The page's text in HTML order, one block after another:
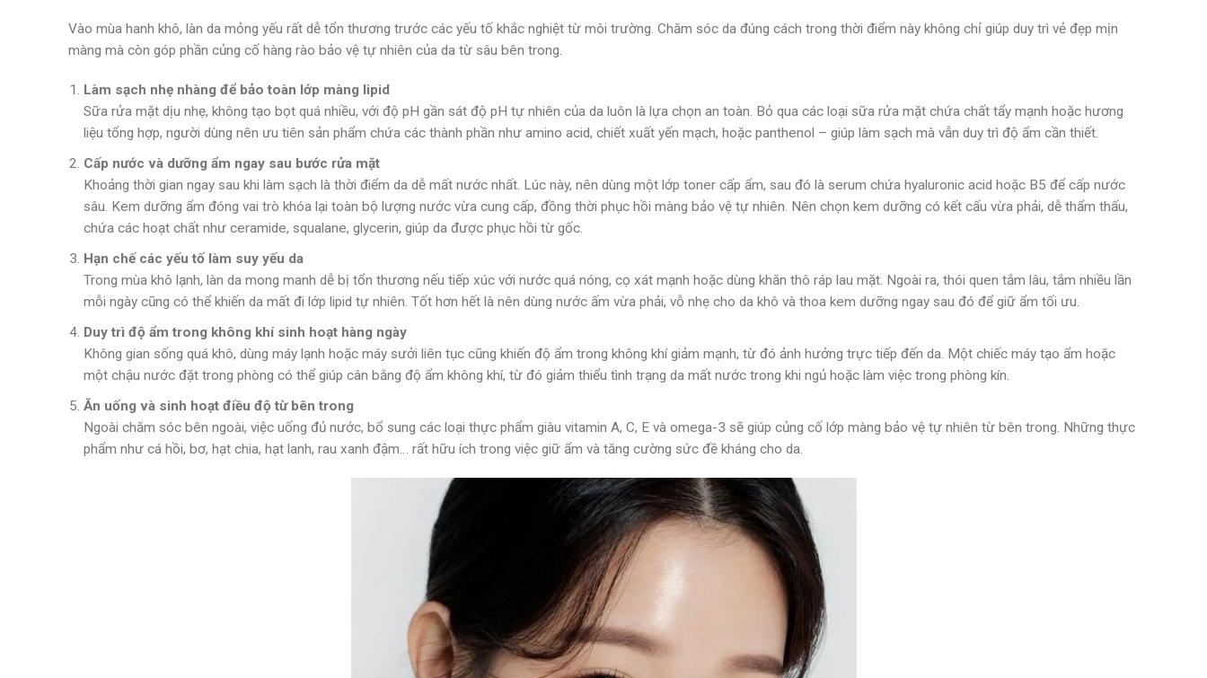
Vào mùa hanh khô, làn da mỏng yếu rất dễ tổn thương trước các yếu tố khắc nghiệt từ môi trường. Chăm sóc da đúng cách trong thời điểm này không chỉ giúp duy trì vẻ đẹp mịn
màng mà còn góp phần củng cố hàng rào bảo vệ tự nhiên của da từ sâu bên trong.
Làm sạch nhẹ nhàng để bảo toàn lớp màng lipid
Sữa rửa mặt dịu nhẹ, không tạo bọt quá nhiều, với độ pH gần sát độ pH tự nhiên của da luôn là lựa chọn an toàn. Bỏ qua các loại sữa rửa mặt chứa chất tẩy mạnh hoặc hương
liệu tổng hợp, người dùng nên ưu tiên sản phẩm chứa các thành phần như amino acid, chiết xuất yến mạch, hoặc panthenol – giúp làm sạch mà vẫn duy trì độ ẩm cần thiết.
Cấp nước và dưỡng ẩm ngay sau bước rửa mặt
Khoảng thời gian ngay sau khi làm sạch là thời điểm da dễ mất nước nhất. Lúc này, nên dùng một lớp toner cấp ẩm, sau đó là serum chứa hyaluronic acid hoặc B5 để cấp nước
sâu. Kem dưỡng ẩm đóng vai trò khóa lại toàn bộ lượng nước vừa cung cấp, đồng thời phục hồi màng bảo vệ tự nhiên. Nên chọn kem dưỡng có kết cấu vừa phải, dễ thẩm thấu,
chứa các hoạt chất như ceramide, squalane, glycerin, giúp da được phục hồi từ gốc.
Hạn chế các yếu tố làm suy yếu da
Trong mùa khô lạnh, làn da mong manh dễ bị tổn thương nếu tiếp xúc với nước quá nóng, cọ xát mạnh hoặc dùng khăn thô ráp lau mặt. Ngoài ra, thói quen tắm lâu, tắm nhiều lần
mỗi ngày cũng có thể khiến da mất đi lớp lipid tự nhiên. Tốt hơn hết là nên dùng nước ấm vừa phải, vỗ nhẹ cho da khô và thoa kem dưỡng ngay sau đó để giữ ẩm tối ưu.
Duy trì độ ẩm trong không khí sinh hoạt hàng ngày
Không gian sống quá khô, dùng máy lạnh hoặc máy sưởi liên tục cũng khiến độ ẩm trong không khí giảm mạnh, từ đó ảnh hưởng trực tiếp đến da. Một chiếc máy tạo ẩm hoặc
một chậu nước đặt trong phòng có thể giúp cân bằng độ ẩm không khí, từ đó giảm thiểu tình trạng da mất nước trong khi ngủ hoặc làm việc trong phòng kín.
Ăn uống và sinh hoạt điều độ từ bên trong
Ngoài chăm sóc bên ngoài, việc uống đủ nước, bổ sung các loại thực phẩm giàu vitamin A, C, E và omega-3 sẽ giúp củng cố lớp màng bảo vệ tự nhiên từ bên trong. Những thực
phẩm như cá hồi, bơ, hạt chia, hạt lanh, rau xanh đậm… rất hữu ích trong việc giữ ẩm và tăng cường sức đề kháng cho da.